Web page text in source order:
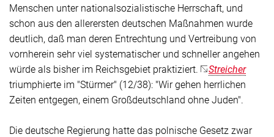
Menschen unter nationalsozialistische Herrschaft, und
schon aus den allerersten deutschen Maßnahmen wurde
deutlich, daß man deren Entrechtung und Vertreibung von
vornherein sehr viel systematischer und schneller angehen
würde als bisher im Reichsgebiet praktiziert.
Streicher
triumphierte im "Stürmer" (12/38): "Wir gehen herrlichen
Zeiten entgegen, einem Großdeutschland ohne Juden".
Die deutsche Regierung hatte das polnische Gesetz zwar